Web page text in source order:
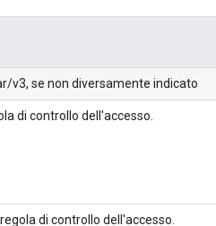
v3, se non diversamente indicato
di controllo dell'accesso.
di controllo dell'accesso.